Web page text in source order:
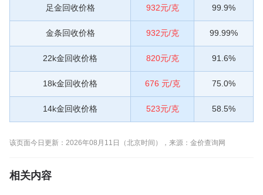
足金回收价格 932元/克 99.9%
金条回收价格 932元/克 99.99%
22k金回收价格 820元/克 91.6%
18k金回收价格 676 元/克 75.0%
14k金回收价格 523元/克 58.5%
该页面今日更新：2026年08月11日（北京时间），来源：金价查询网
相关内容